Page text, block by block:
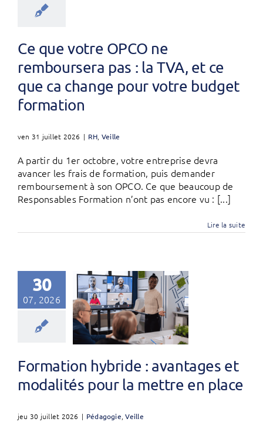
Ce que votre OPCO ne
remboursera pas : la TVA, et ce
que ca change pour votre budget
formation
ven 31 juillet 2026 | RH, Veille
A partir du 1er octobre, votre entreprise devra
avancer les frais de formation, puis demander
remboursement à son OPCO. Ce que beaucoup de
Responsables Formation n’ont pas encore vu : [...]
Lire la suite
30
07, 2026
Formation hybride : avantages et
modalités pour la mettre en place
jeu 30 juillet 2026 | Pédagogie ,Veille